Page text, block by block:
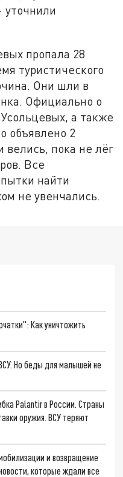
уточнили
пропала 28
туристического
Они шли в
Официально о
а также
объявлено 2
велись пока не лёг
Все
найти
не увенчались.
Как уничтожить
Но беды для малышей не
Palantir в России. Страны
оружия. ВСУ теряют
и возвращение
которые ждали все